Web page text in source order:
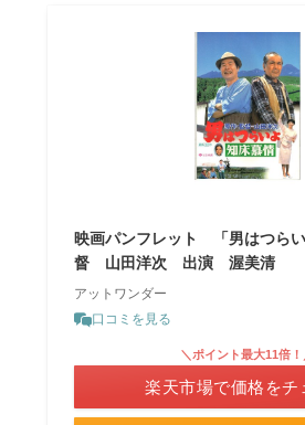
映画パンフレット 「男はつら
督 山田洋次 出演 渥美清
アットワンダー
口コミを見る
＼ポイント最大11倍！
楽天市場で価格をチ